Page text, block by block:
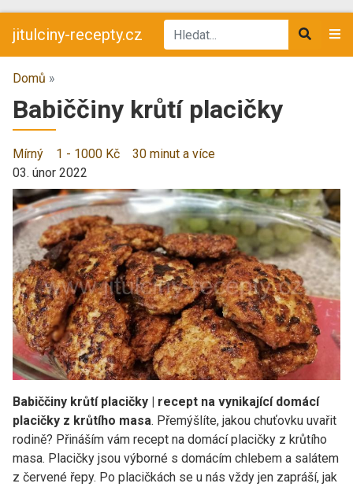
jitulciny-recepty.cz
Domů »
Babiččiny krůtí placičky
Mírný 1 - 1000 Kč
30 minut a více
03. únor 2022
Babiččiny krůtí placičky | recept na vynikající domácí
placičky z krůtího masa. Přemýšlíte, jakou chuťovku uvařit
rodině? Přináším vám recept na domácí placičky z krůtího
masa. Placičky jsou výborné s domácím chlebem a salátem
z červené řepy. Po placičkách se u nás vždy jen zapráší, jak